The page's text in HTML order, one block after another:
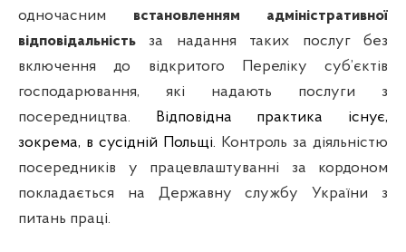
одночасним встановленням адміністративної
відповідальність за надання таких послуг без
включення до відкритого Переліку суб’єктів
господарювання, які надають послуги з
посередництва.
Відповідна практика існує,
зокрема, в сусідній Польщі. Контроль за діяльністю
посередників у працевлаштуванні за кордоном
покладається на Державну службу України з
питань праці.